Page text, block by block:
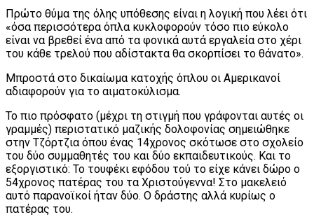
Πρώτο θύμα της όλης υπόθεσης είναι η λογική που λέει ότι
«όσα περισσότερα όπλα κυκλοφορούν τόσο πιο εύκολο
είναι να βρεθεί ένα από τα φονικά αυτά εργαλεία στο χέρι
του κάθε τρελού που αδίστακτα θα σκορπίσει το θάνατο».
Μπροστά στο δικαίωμα κατοχής όπλου οι Αμερικανοί
αδιαφορούν για το αιματοκύλισμα.
Το πιο πρόσφατο (μέχρι τη στιγμή που γράφονται αυτές οι
γραμμές) περιστατικό μαζικής δολοφονίας σημειώθηκε
στην Τζόρτζια όπου ένας 14χρονος σκότωσε στο σχολείο
του δύο συμμαθητές του και δύο εκπαιδευτικούς. Και το
εξοργιστικό: Το τουφέκι εφόδου τού το είχε κάνει δώρο ο
54χρονος πατέρας του τα Χριστούγεννα! Στο μακελειό
αυτό παρανοϊκοί ήταν δύο. Ο δράστης αλλά κυρίως ο
πατέρας του.